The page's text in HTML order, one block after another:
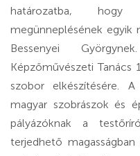
határozatba,
megünneplésének egyik
Bessenyei
Képzőművészeti Tanács
szobor elkészítésére.
magyar szobrászok és
pályázóknak a
terjedhető